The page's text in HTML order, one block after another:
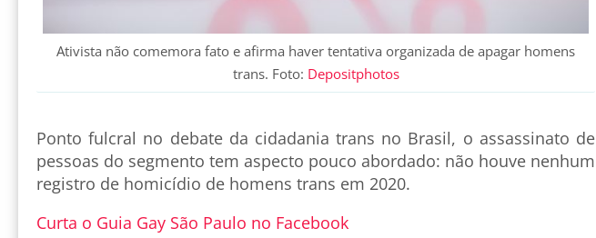
Ativista não comemora fato e afirma haver tentativa organizada de apagar homens
trans. Foto: Depositphotos
Ponto fulcral no debate da cidadania trans no Brasil, o assassinato de
pessoas do segmento tem aspecto pouco abordado: não houve nenhum
registro de homicídio de homens trans em 2020.
Curta o Guia Gay São Paulo no Facebook